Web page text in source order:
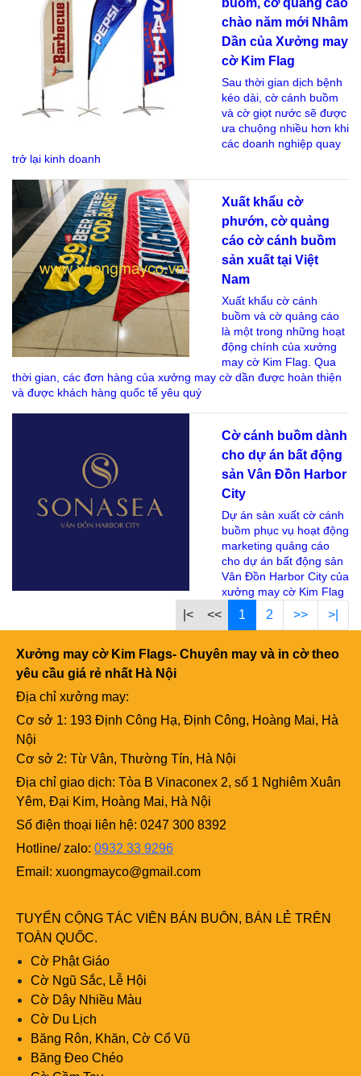
buồm, cờ quảng cáo
chào năm mới Nhâm
Dần của Xưởng may
cờ Kim Flag
Sau thời gian dịch bệnh
kéo dài, cờ cánh buồm
và cờ giọt nước sẽ được
ưa chuộng nhiều hơn khi
các doanh nghiệp quay
trở lại kinh doanh
Xuất khẩu cờ
phướn, cờ quảng
cáo cờ cánh buồm
sản xuất tại Việt
Nam
Xuất khẩu cờ cánh
buồm và cờ quảng cáo
là một trong những hoạt
động chính của xưởng
may cờ Kim Flag. Qua
thời gian, các đơn hàng của xưởng may cờ dần được hoàn thiện
và được khách hàng quốc tế yêu quý
Cờ cánh buồm dành
cho dự án bất động
sản Vân Đồn Harbor
City
Dự án sản xuất cờ cánh
buồm phục vụ hoạt động
marketing quảng cáo
cho dự án bất động sản
Vân Đồn Harbor City của
xưởng may cờ Kim Flag
|< << 1 2 >> >|
Xưởng may cờ Kim Flags- Chuyên may và in cờ theo
yêu cầu giá rẻ nhất Hà Nội
Địa chỉ xưởng may:
Cơ sở 1: 193 Định Công Hạ, Định Công, Hoàng Mai, Hà
Nội
Cơ sở 2: Từ Vân, Thường Tín, Hà Nội
Địa chỉ giao dịch: Tòa B Vinaconex 2, số 1 Nghiêm Xuân
Yêm, Đại Kim, Hoàng Mai, Hà Nội
Số điện thoại liên hệ: 0247 300 8392
Hotline/ zalo: 0932 33 9296
Email: xuongmayco@gmail.com
TUYỂN CỘNG TÁC VIÊN BÁN BUÔN, BÁN LẺ TRÊN
TOÀN QUỐC.
Cờ Phật Giáo
Cờ Ngũ Sắc, Lễ Hội
Cờ Dây Nhiều Màu
Cờ Du Lịch
Băng Rôn, Khăn, Cờ Cổ Vũ
Băng Đeo Chéo